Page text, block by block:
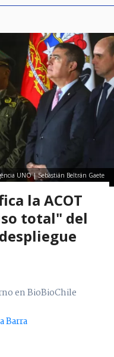
UNO | Sebastián Beltrán Gaete
la ACOT
total" del
en BioBioChile
Barra